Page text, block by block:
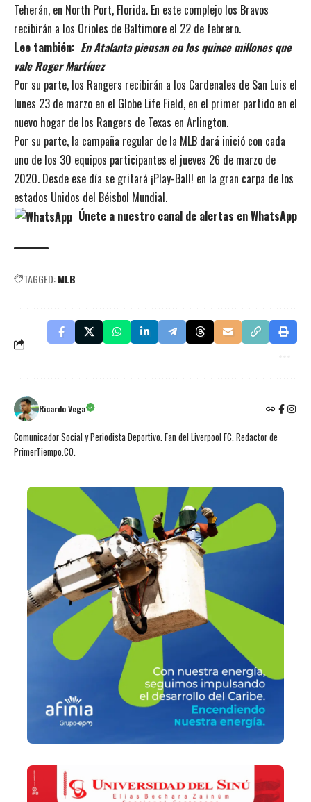
Teherán, en North Port, Florida. En este complejo los Bravos
recibirán a los Orioles de Baltimore el 22 de febrero.
Lee también: En Atalanta piensan en los quince millones que
vale Roger Martínez
Por su parte, los Rangers recibirán a los Cardenales de San Luis el
lunes 23 de marzo en el Globe Life Field, en el primer partido en el
nuevo hogar de los Rangers de Texas en Arlington.
Por su parte, la campaña regular de la MLB dará inició con cada
uno de los 30 equipos participantes el jueves 26 de marzo de
2020. Desde ese día se gritará ¡Play-Ball! en la gran carpa de los
estados Unidos del Béisbol Mundial.
Únete a nuestro canal de alertas en WhatsApp
TAGGED:MLB
Ricardo Vega
Comunicador Social y Periodista Deportivo. Fan del Liverpool FC. Redactor de
PrimerTiempo.CO.